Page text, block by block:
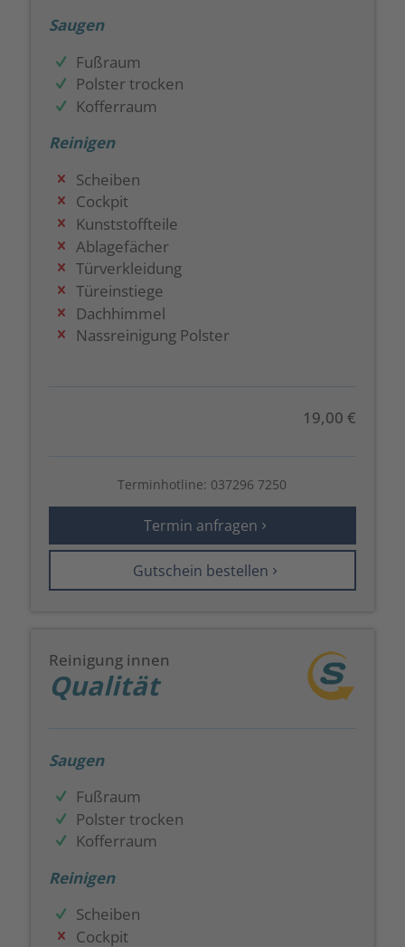
Saugen
Fußraum
Polster trocken
Kofferraum
Reinigen
Scheiben
Cockpit
Kunststoffteile
Ablagefächer
Türverkleidung
Türeinstiege
Dachhimmel
Nassreinigung Polster
19,00 €
Terminhotline: 037296 7250
Termin anfragen
Gutschein bestellen
Reinigung innen
Qualität
Saugen
Fußraum
Polster trocken
Kofferraum
Reinigen
Scheiben
Cockpit